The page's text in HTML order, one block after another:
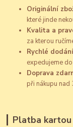
Originální
které jinde
Kvalita a
za kterou
Rychlé dodání
expedujeme
Doprava
při nákupu nad
Platba kartou